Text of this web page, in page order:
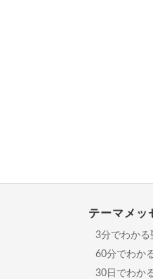
テーマメッ
3分でわかる
60分でわか
30日でわか